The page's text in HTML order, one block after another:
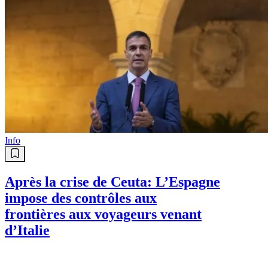
Info
Après la crise de Ceuta: L’Espagne
impose des contrôles aux
frontières aux voyageurs venant